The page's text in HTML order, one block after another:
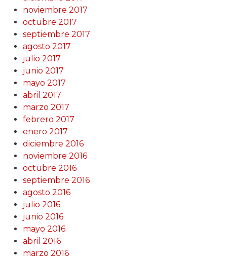
noviembre 2017
octubre 2017
septiembre 2017
agosto 2017
julio 2017
junio 2017
mayo 2017
abril 2017
marzo 2017
febrero 2017
enero 2017
diciembre 2016
noviembre 2016
octubre 2016
septiembre 2016
agosto 2016
julio 2016
junio 2016
mayo 2016
abril 2016
marzo 2016